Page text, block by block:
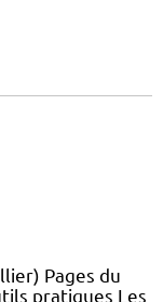
Pages du
pratiques Les